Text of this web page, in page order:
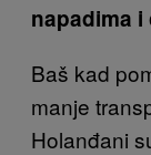
napadima
Baš kad
manje
Holanđani